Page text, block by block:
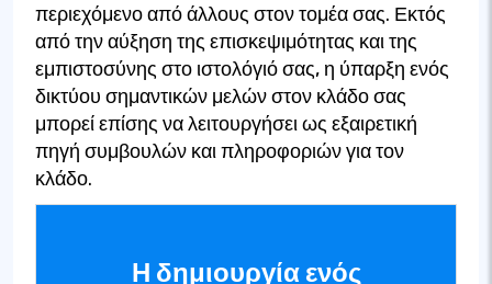
περιεχόμενο από άλλους στον τομέα σας. Εκτός
από την αύξηση της επισκεψιμότητας και της
εμπιστοσύνης στο ιστολόγιό σας, η ύπαρξη ενός
δικτύου σημαντικών μελών στον κλάδο σας
μπορεί επίσης να λειτουργήσει ως εξαιρετική
πηγή συμβουλών και πληροφοριών για τον
κλάδο.
Η δημιουργία ενός